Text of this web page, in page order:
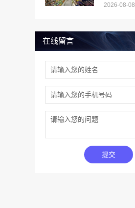
2026-08-08
在线留言
提交